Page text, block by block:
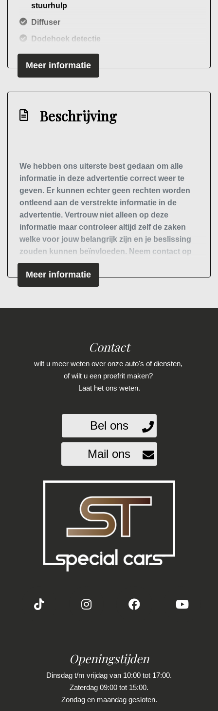
stuurhulp
Diffuser
Dodehoek detectie
Dodehoekdetectie met correctie
Elektronisch stabiliteits programma
Hoofd airbag(s) voor
Keyless start
Kruisend verkeer detectie
Kunstlederen interieurdelen
Multimedia scherm middel
Zij airbag(s) voor
Exterieur
Buitenspiegels elektrisch inklapbaar
Buitenspiegels verwarmbaar
Chroom delen exterieur
Dimlichten automatisch
Glazen schuifdak
Led dagrijverlichting
Led koplampen
Panoramadak
Parkeersensor voor
Side-skirts
Verwarmde voorruit
Meer informatie
Beschrijving
We hebben ons uiterste best gedaan om alle
informatie in deze advertentie correct weer te
geven. Er kunnen echter geen rechten worden
ontleend aan de verstrekte informatie in de
advertentie. Vertrouw niet alleen op deze
informatie maar controleer altijd zelf de zaken
welke voor jouw belangrijk zijn en je beslissing
zouden kunnen beïnvloeden. Neem contact op
met de verkoper voor aanvullende vragen.
Meer informatie
Contact
wilt u meer weten over onze auto's of diensten,
of wilt u een proefrit maken?
Laat het ons weten.
Bel ons
Mail ons
Openingstijden
Dinsdag t/m vrijdag van 10:00 tot 17:00.
Zaterdag 09:00 tot 15:00.
Zondag en maandag gesloten.